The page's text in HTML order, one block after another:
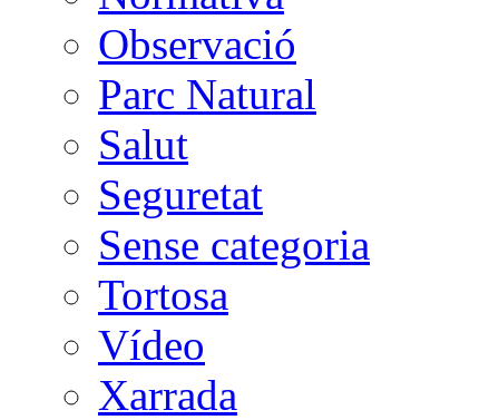
Observació
Parc Natural
Salut
Seguretat
Sense categoria
Tortosa
Vídeo
Xarrada